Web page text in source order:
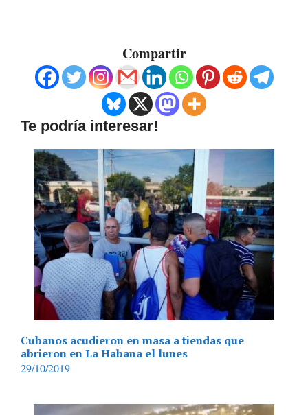
Compartir
Te podría interesar!
Cubanos acudieron en masa a tiendas que
abrieron en La Habana el lunes
29/10/2019